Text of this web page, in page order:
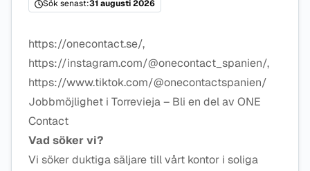
Sök senast:31 augusti 2026
https://onecontact.se/,
https://instagram.com/@onecontact_spanien/,
https://www.tiktok.com/@onecontactspanien/
Jobbmöjlighet i Torrevieja – Bli en del av ONE
Contact
Vad söker vi?
Vi söker duktiga säljare till vårt kontor i soliga